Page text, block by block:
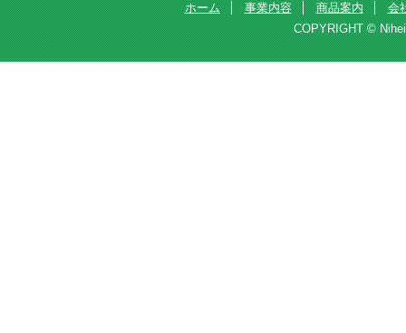
ホーム 事業内容 商品案内
会
COPYRIGHT ©